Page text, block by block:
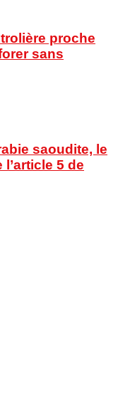
proche
sans
saoudite, le
5 de